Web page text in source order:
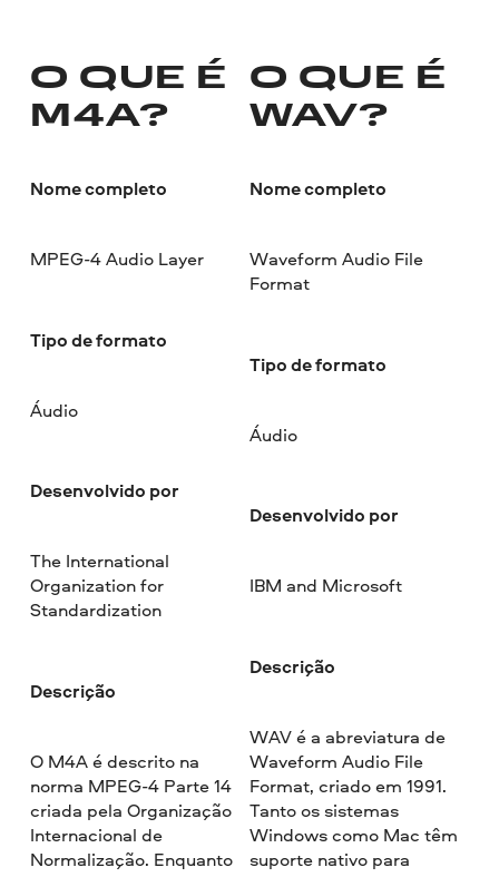
O QUE É
M4A?
Nome completo
MPEG-4 Audio Layer
Tipo de formato
Áudio
Desenvolvido por
The International
Organization for
Standardization
Descrição
O M4A é descrito na
norma MPEG-4 Parte 14
criada pela Organização
Internacional de
Normalização. Enquanto
O QUE É
WAV?
Nome completo
Waveform Audio File
Format
Tipo de formato
Áudio
Desenvolvido por
IBM and Microsoft
Descrição
WAV é a abreviatura de
Waveform Audio File
Format, criado em 1991.
Tanto os sistemas
Windows como Mac têm
suporte nativo para